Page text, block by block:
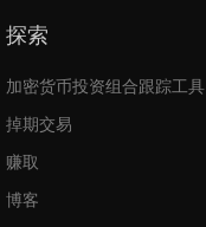
探索
加密货币投资组合跟踪工具
掉期交易
赚取
博客